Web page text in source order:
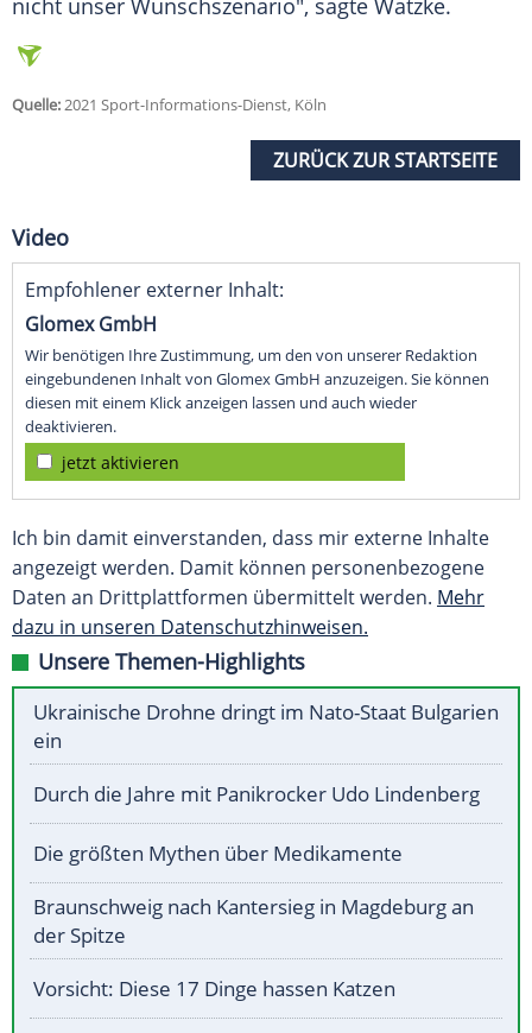
nicht unser Wunschszenario", sagte Watzke.
Quelle:2021 Sport-Informations-Dienst, Köln
ZURÜCK ZUR STARTSEITE
Video
Empfohlener externer Inhalt:
Glomex GmbH
Wir benötigen Ihre Zustimmung, um den von unserer Redaktion
eingebundenen Inhalt von Glomex GmbH anzuzeigen. Sie können
diesen mit einem Klick anzeigen lassen und auch wieder
deaktivieren.
jetzt aktivieren
Ich bin damit einverstanden, dass mir externe Inhalte
angezeigt werden. Damit können personenbezogene
Daten an Drittplattformen übermittelt werden. Mehr
dazu in unseren Datenschutzhinweisen.
Unsere Themen-Highlights
Ukrainische Drohne dringt im Nato-Staat Bulgarien
ein
Durch die Jahre mit Panikrocker Udo Lindenberg
Die größten Mythen über Medikamente
Braunschweig nach Kantersieg in Magdeburg an
der Spitze
Vorsicht: Diese 17 Dinge hassen Katzen